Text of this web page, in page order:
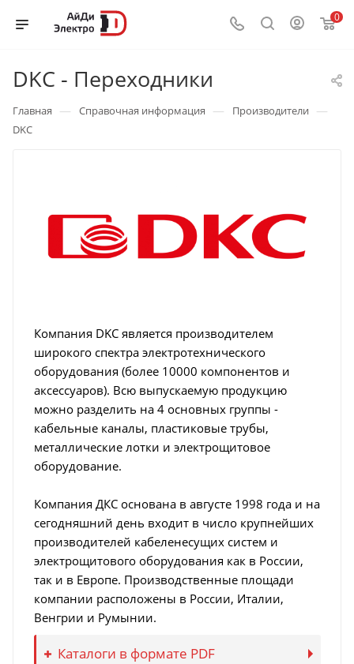
0
DKC - Переходники
Главная — Справочная информация — Производители —
DKC
Компания DKC является производителем
широкого спектра электротехнического
оборудования (более 10000 компонентов и
аксессуаров). Всю выпускаемую продукцию
можно разделить на 4 основных группы -
кабельные каналы, пластиковые трубы,
металлические лотки и электрощитовое
оборудование.
Компания ДКС основана в августе 1998 года и на
сегодняшний день входит в число крупнейших
производителей кабеленесущих систем и
электрощитового оборудования как в России,
так и в Европе. Производственные площади
компании расположены в России, Италии,
Венгрии и Румынии.
Каталоги в формате PDF